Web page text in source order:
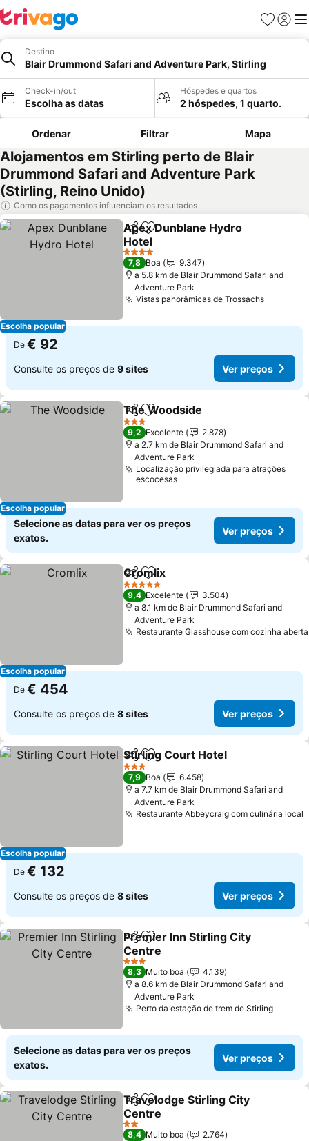
Favoritos
Iniciar
Destino
Blair Drummond Safari and Adventure Park, Stirling
Check-in/out
Escolha as datas
Hóspedes e quartos
2 hóspedes, 1 quarto.
Ordenar Filtrar Mapa
Alojamentos em Stirling perto de Blair
Drummond Safari and Adventure Park
(Stirling, Reino Unido)
Como os pagamentos influenciam os resultados
Escolha popular
PartilharAdicionar aos favoritos
Apex Dunblane Hydro
Hotel
4 Estrelas
7,8 Boa
9.347
a 5.8 km de Blair Drummond Safari and
Adventure Park
Vistas panorâmicas de Trossachs
De € 92
Consulte os preços de 9 sites Ver preços
Escolha popular
PartilharAdicionar aos favoritos
The Woodside
3 Estrelas
9,2 Excelente
2.878
a 2.7 km de Blair Drummond Safari and
Adventure Park
Localização privilegiada para atrações
escocesas
Selecione as datas para ver os preços
exatos.
Ver preços
Escolha popular
PartilharAdicionar aos favoritos
Cromlix
5 Estrelas
9,4 Excelente
3.504
a 8.1 km de Blair Drummond Safari and
Adventure Park
Restaurante Glasshouse com cozinha aberta
De € 454
Consulte os preços de 8 sites Ver preços
Escolha popular
PartilharAdicionar aos favoritos
Stirling Court Hotel
3 Estrelas
7,9 Boa
6.458
a 7.7 km de Blair Drummond Safari and
Adventure Park
Restaurante Abbeycraig com culinária local
De € 132
Consulte os preços de 8 sites Ver preços
PartilharAdicionar aos favoritos
Premier Inn Stirling City
Centre
3 Estrelas
8,3 Muito boa
4.139
a 8.6 km de Blair Drummond Safari and
Adventure Park
Perto da estação de trem de Stirling
Selecione as datas para ver os preços
exatos.
Ver preços
PartilharAdicionar aos favoritos
Travelodge Stirling City
Centre
2 Estrelas
8,4 Muito boa
2.764